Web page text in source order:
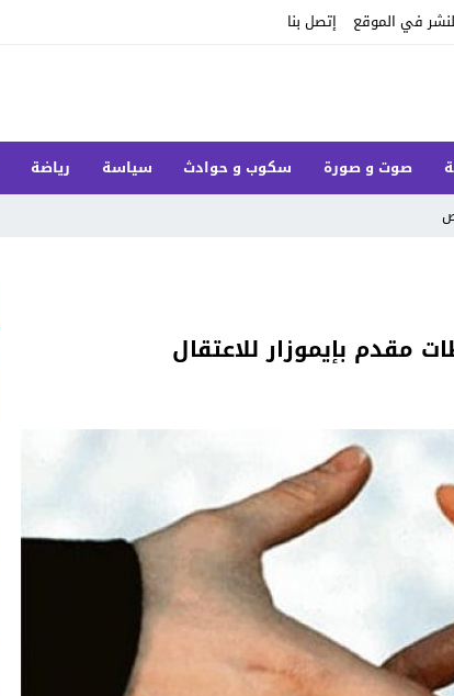
في الموقع إتصل بنا
صوت و صورة سكوب و حوادث سياسة رياضة